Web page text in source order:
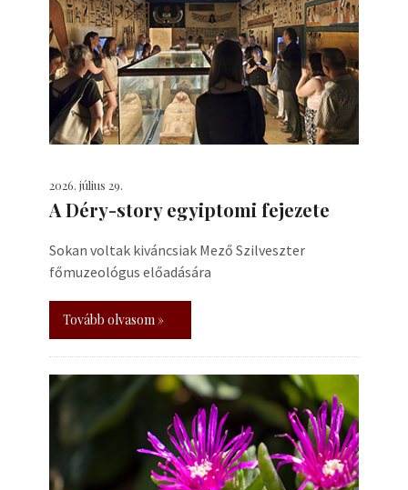
2026. július 29.
A Déry-story egyiptomi fejezete
Sokan voltak kiváncsiak Mező Szilveszter
főmuzeológus előadására
Tovább olvasom »